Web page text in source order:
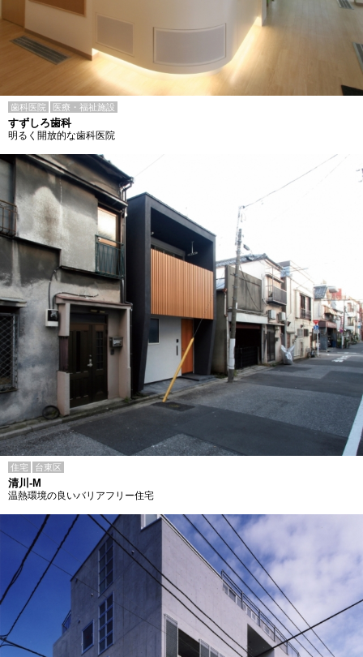
歯科医院 医療・福祉施設
すずしろ歯科
明るく開放的な歯科医院
住宅 台東区
清川-M
温熱環境の良いバリアフリー住宅